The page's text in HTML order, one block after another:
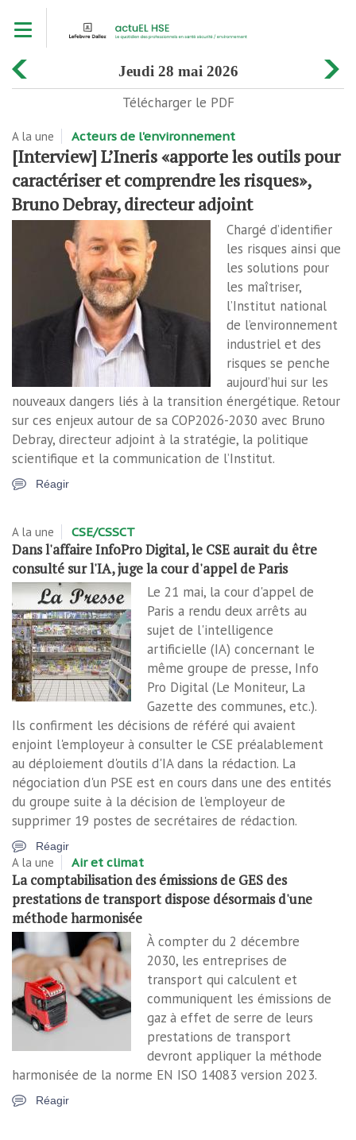
contenu
jeudi 28 mai 2026
Télécharger le PDF
A la une Acteurs de l'environnement
[Interview] L’Ineris «apporte les outils pour
caractériser et comprendre les risques»,
Bruno Debray, directeur adjoint
Chargé d’identifier
les risques ainsi que
les solutions pour
les maîtriser,
l’Institut national
de l’environnement
industriel et des
risques se penche
aujourd’hui sur les
nouveaux dangers liés à la transition énergétique. Retour
sur ces enjeux autour de sa COP2026-2030 avec Bruno
Debray, directeur adjoint à la stratégie, la politique
scientifique et la communication de l’Institut.
Réagir
A la une CSE/CSSCT
Dans l'affaire InfoPro Digital, le CSE aurait du être
consulté sur l'IA, juge la cour d'appel de Paris
Le 21 mai, la cour d'appel de
Paris a rendu deux arrêts au
sujet de l'intelligence
artificielle (IA) concernant le
même groupe de presse, Info
Pro Digital (Le Moniteur, La
Gazette des communes, etc.).
Ils confirment les décisions de référé qui avaient
enjoint l'employeur à consulter le CSE préalablement
au déploiement d'outils d'IA dans la rédaction. La
négociation d'un PSE est en cours dans une des entités
du groupe suite à la décision de l'employeur de
supprimer 19 postes de secrétaires de rédaction.
Réagir
A la une Air et climat
La comptabilisation des émissions de GES des
prestations de transport dispose désormais d'une
méthode harmonisée
À compter du 2 décembre
2030, les entreprises de
transport qui calculent et
communiquent les émissions de
gaz à effet de serre de leurs
prestations de transport
devront appliquer la méthode
harmonisée de la norme EN ISO 14083 version 2023.
Réagir